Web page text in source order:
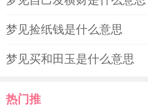
你与别人之间的关系它并
梦见捡纸钱是什么意思
梦见买和田玉是什么意思
热门推